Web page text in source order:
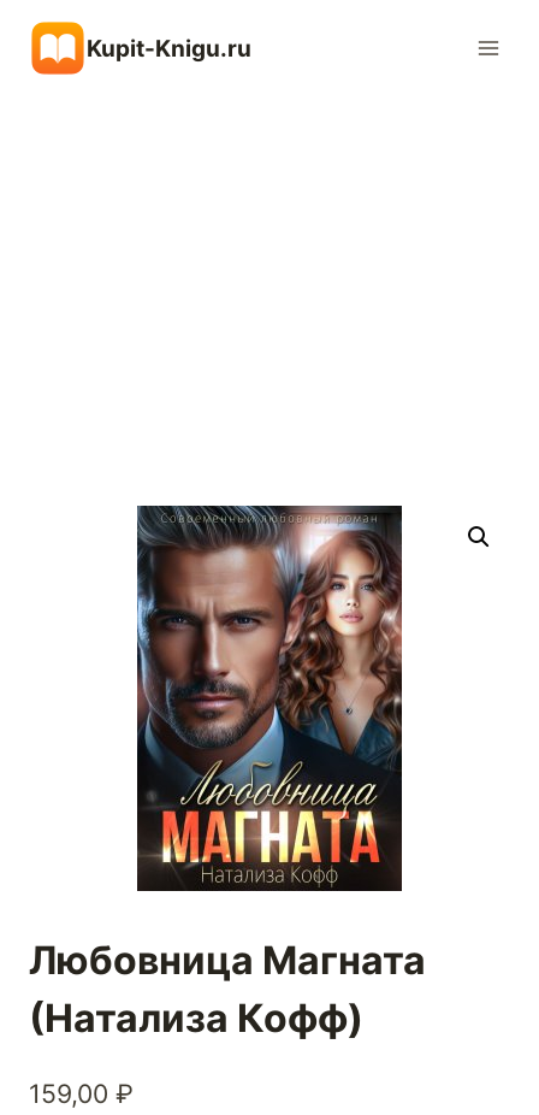
содержимому
Kupit-Knigu.ru
Любовница Магната
(Натализа Кофф)
159,00 ₽